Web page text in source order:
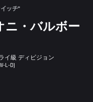
ッチ"
ニ・バルボー
イ級 ディビジョン
L-D)